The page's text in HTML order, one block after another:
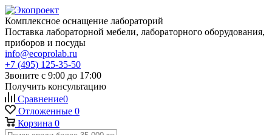
Комплексное оснащение лабораторий
Поставка лабораторной мебели, лабораторного оборудования,
приборов и посуды
info@ecoprolab.ru
+7 (495) 125-35-50
Звоните с 9:00 до 17:00
Получить консультацию
Сравнение0
Отложенные 0
Корзина 0